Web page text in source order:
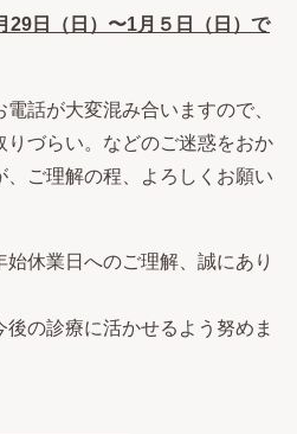
日（日）〜1月５日（日）で
話が大変混み合いますので、
づらい。などのご迷惑をおか
ご理解の程、よろしくお願い
休業日へのご理解、誠にあり
の診療に活かせるよう努めま